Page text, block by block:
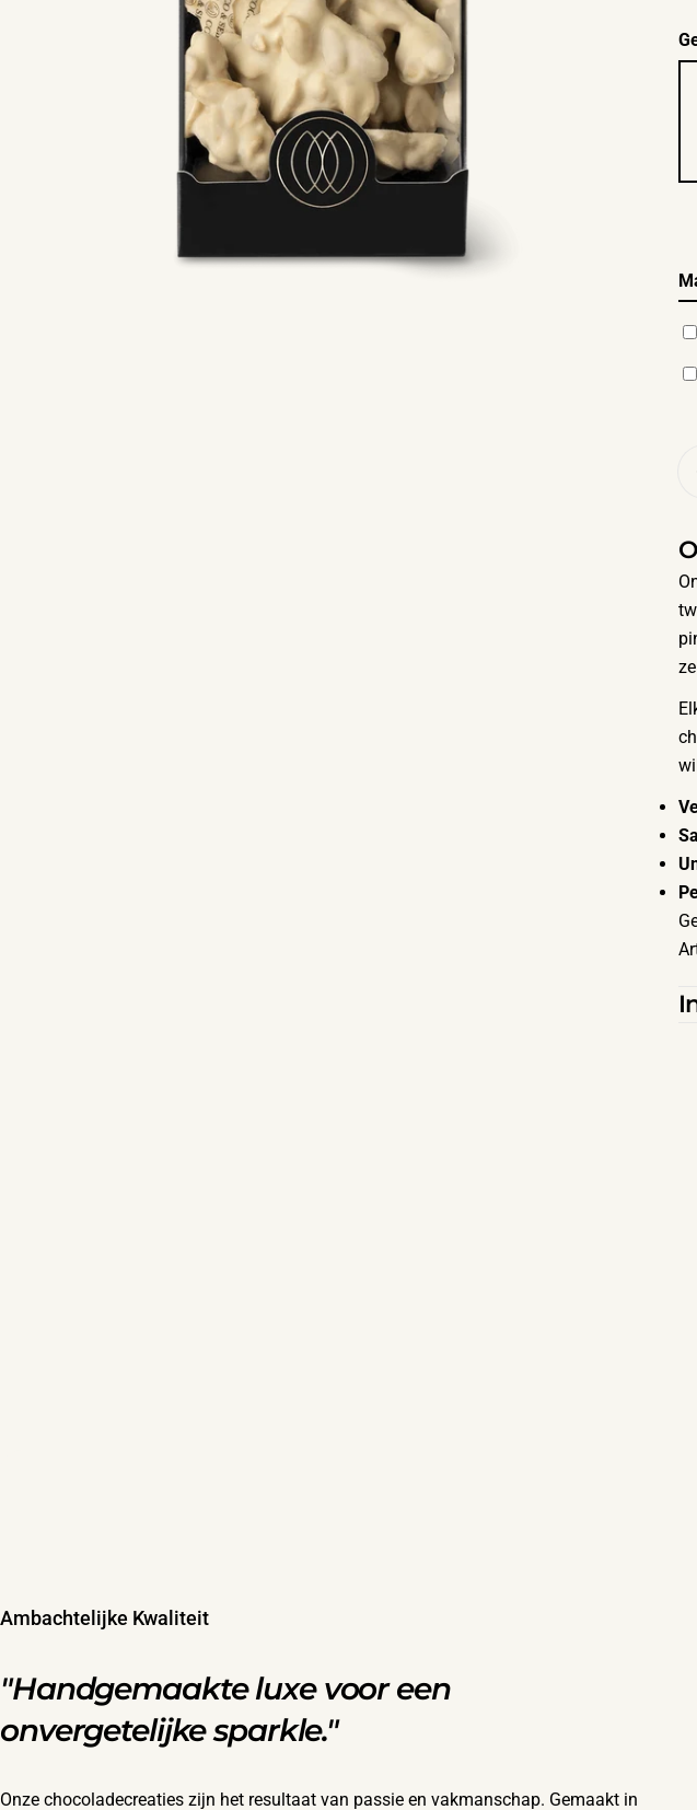
media 0 in modaal
Ambachtelijke Kwaliteit
"Handgemaakte luxe voor een
onvergetelijke sparkle."
Onze chocoladecreaties zijn het resultaat van passie en vakmanschap. Gemaakt in